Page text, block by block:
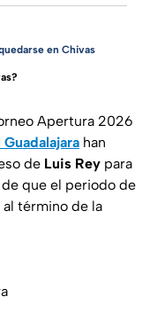
en Chivas
Apertura 2026
han
de Luis Rey para
que el periodo de
término de la